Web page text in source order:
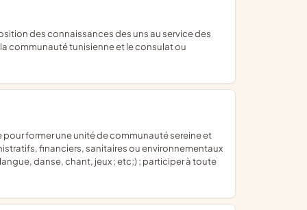
communauté tunisienne et le consulat ou
financiers, sanitaires ou environnementaux
danse, chant, jeux ; etc;) ; participer à toute